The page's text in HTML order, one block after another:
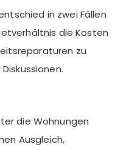
in zwei Fällen
die Kosten
zu
die Wohnungen
Ausgleich,